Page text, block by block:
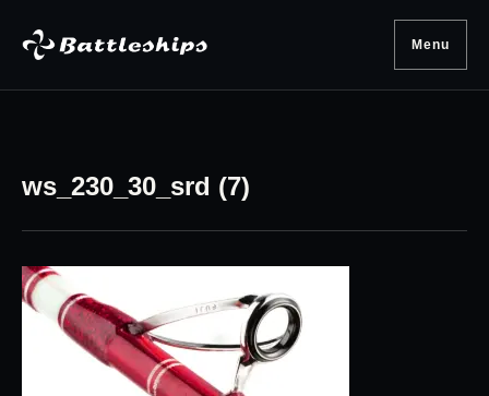
Menu
ws_230_30_srd (7)